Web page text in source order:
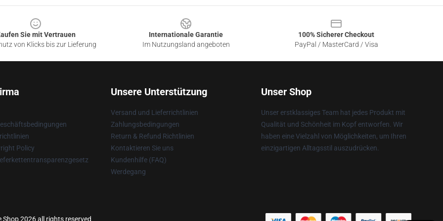
Sie mit Vertrauen
von Klicks bis zur Lieferung
Internationale Garantie
Im Nutzungsland angeboten
100% Sicherer Checkout
PayPal / MasterCard / Visa
Policy
Unsere Unterstützung
Versand und Lieferrichtlinien
Zahlungsbedingungen
Return & Refund Richtlinien
Kontaktieren Sie uns
Kundenhilfe (FAQ)
Werdegang
Unser Shop
Unser erstklassiges Team hat jedes Produkt mit
Qualität und Schönheit im Kopf entworfen. Wir
haben eine Vielzahl von Möglichkeiten, um Ihren
einzigartigen Alltagsstil auszudrücken.
2026 all rights reserved